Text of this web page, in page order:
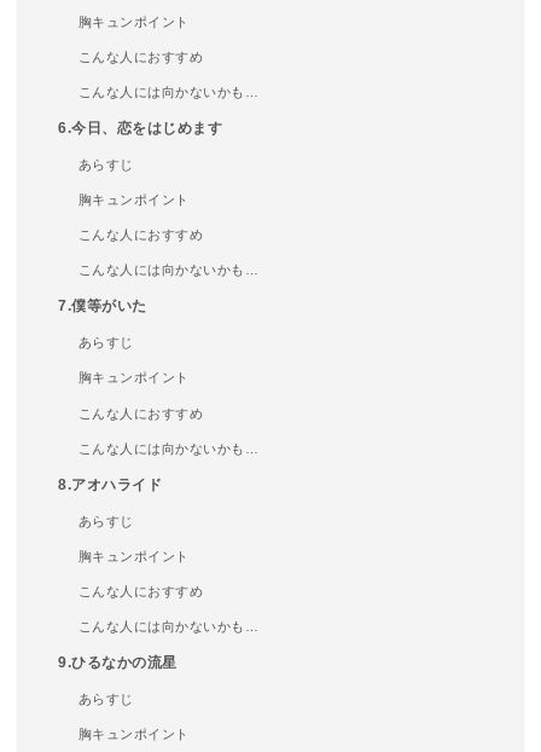
胸キュンポイント
こんな人におすすめ
こんな人には向かないかも…
6.今日、恋をはじめます
あらすじ
胸キュンポイント
こんな人におすすめ
こんな人には向かないかも…
7.僕等がいた
あらすじ
胸キュンポイント
こんな人におすすめ
こんな人には向かないかも…
8.アオハライド
あらすじ
胸キュンポイント
こんな人におすすめ
こんな人には向かないかも…
9.ひるなかの流星
あらすじ
胸キュンポイント